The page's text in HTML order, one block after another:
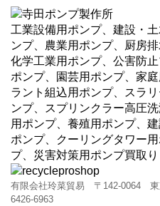
工業設備用ポンプ、建設・
ンプ、農業用ポンプ、厨房
化学工業用ポンプ、公害防
ポンプ、園芸用ポンプ、家
ラント組込用ポンプ、スラ
ンプ、スプリンクラー高圧
用ポンプ、養殖用ポンプ、
ポンプ、クーリングタワー
プ、災害対策用ポンプ買取り
有限会社玲菜貿易 〒142-0064
6426-6963